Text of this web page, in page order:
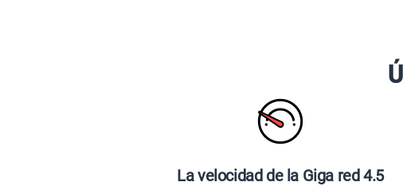
La velocidad de la Giga red 4.5